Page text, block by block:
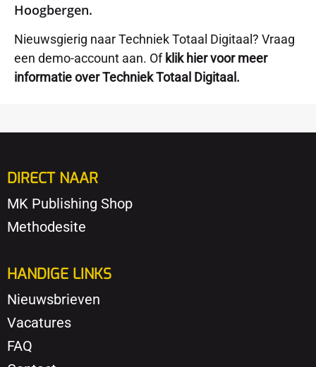
Hoogbergen.
Nieuwsgierig naar Techniek Totaal Digitaal? Vraag
een demo-account aan. Of klik hier voor meer
informatie over Techniek Totaal Digitaal.
DIRECT NAAR
MK Publishing Shop
Methodesite
HANDIGE LINKS
Nieuwsbrieven
Vacatures
FAQ